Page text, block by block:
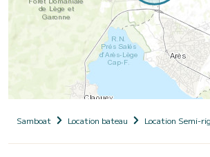
Samboat Location bateau Location Semi-